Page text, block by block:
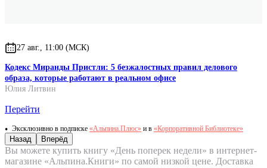
27 авг., 11:00 (МСК)
Кодекс Миранды Пристли: 5 безжалостных правил делового
образа, которые работают в реальном офисе
Юлия Литвин
Перейти
Эксклюзивно в подписке «Альпина.Плюс» и в «Корпоративной Библиотеке»
Назад Вперёд
Вы можете купить книгу «День поперек недели» в интернет-
магазине «Альпина.Книги» по самой низкой цене. Доставка